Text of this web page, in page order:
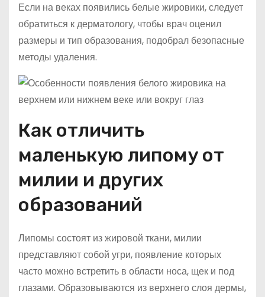
Если на веках появились белые жировики, следует
обратиться к дерматологу, чтобы врач оценил
размеры и тип образования, подобрал безопасные
методы удаления.
Как отличить
маленькую липому от
милии и других
образований
Липомы состоят из жировой ткани, милии
представляют собой угри, появление которых
часто можно встретить в области носа, щек и под
глазами. Образовываются из верхнего слоя дермы,